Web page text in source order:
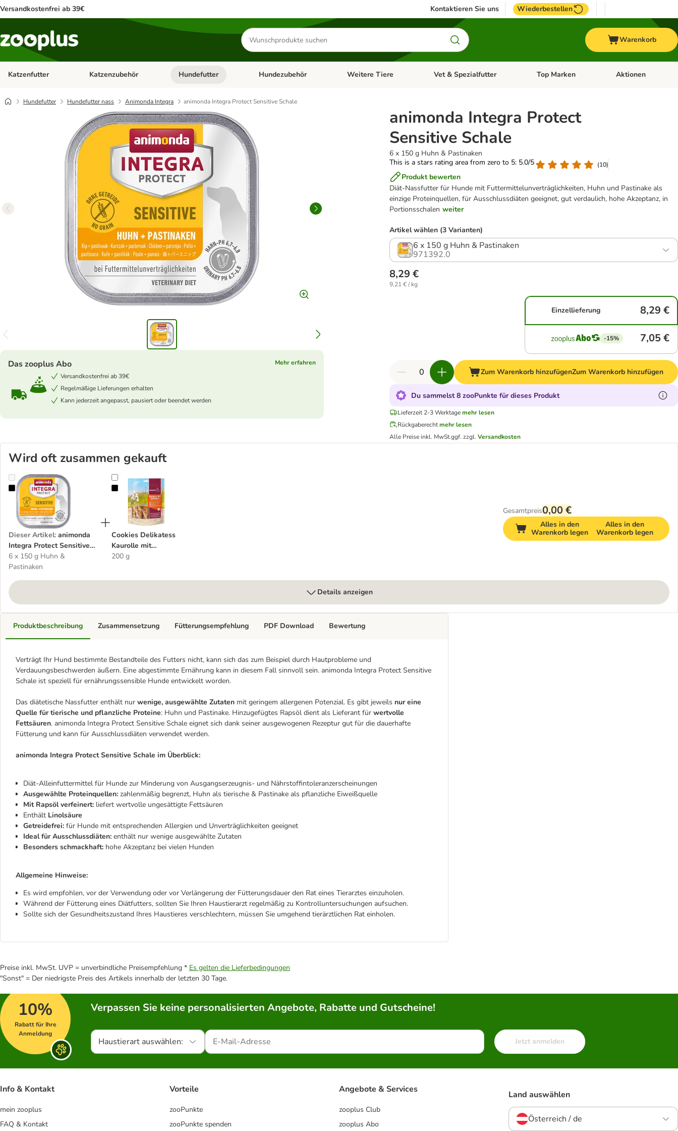
Versandkostenfrei ab 39€ Kontaktieren Sie uns Wiederbestellen
Produkte
suchen
Warenkorb
Katzenfutter Kategorie-Menü öffnen: Katzenfutter
Katzenzubehör Kategorie-Menü öffnen: Katzenzubehör
Hundefutter Kategorie-Menü öffnen: Hundefutter
Hundezubehör Kategorie-Menü öffnen: Hundezubehör
Weitere Tiere Kategorie-Menü öffnen: Weitere Tiere
Vet & Spezialfutter Kategorie-Menü öffnen: Vet & Spezialfutter
Top Marken Kategorie-Menü
Aktionen
Hundefutter Hundefutter nass Animonda Integra animonda Integra Protect Sensitive Schale
animonda Integra Protect
Sensitive Schale
6 x 150 g Huhn & Pastinaken
This is a stars rating area from zero to 5: 5.0/5
(10)
Produkt bewerten
Diät-Nassfutter für Hunde mit Futtermittelunverträglichkeiten, Huhn und Pastinake als
einzige Proteinquellen, für Ausschlussdiäten geeignet, gut verdaulich, hohe Akzeptanz, in
Portionsschalen weiter
Das zooplus Abo
Mehr erfahren
Versandkostenfrei ab 39€
Regelmäßige Lieferungen erhalten
Kann jederzeit angepasst, pausiert oder beendet werden
Artikel wählen (3 Varianten)
6 x 150 g Huhn & Pastinaken
971392.0
8,29 €
9,21 € / kg
Einzellieferung 8,29 €
-15% 7,05 €
Zum Warenkorb hinzufügenZum Warenkorb hinzufügen
Du sammelst 8 zooPunkte für dieses Produkt
Lieferzeit 2-3 Werktage mehr lesen
Rückgaberechtmehr lesen
Alle Preise inkl. MwSt.ggf. zzgl.Versandkosten
Wird oft zusammen gekauft
animonda Integra Protect Sensitive Schale
Dieser Artikel: animonda
Integra Protect Sensitive
Schale
6 x 150 g Huhn &
Pastinaken
Cookies Delikatess Kaurolle mit Hühnchenfiletstreifen
Cookies Delikatess
Kaurolle mit
Hühnchenfiletstreifen
200 g
Gesamtpreis0,00 €
Alles in den
Warenkorb legen
Alles in den
Warenkorb legen
Details anzeigen
Produktbeschreibung
Verträgt Ihr Hund bestimmte Bestandteile des Futters nicht, kann sich das zum Beispiel durch Hautprobleme und
Verdauungsbeschwerden äußern. Eine abgestimmte Ernährung kann in diesem Fall sinnvoll sein. animonda Integra Protect Sensitive
Schale ist speziell für ernährungssensible Hunde entwickelt worden.
Das diätetische Nassfutter enthält nur wenige, ausgewählte Zutaten mit geringem allergenen Potenzial. Es gibt jeweils nur eine
Quelle für tierische und pflanzliche Proteine: Huhn und Pastinake. Hinzugefügtes Rapsöl dient als Lieferant für wertvolle
Fettsäuren. animonda Integra Protect Sensitive Schale eignet sich dank seiner ausgewogenen Rezeptur gut für die dauerhafte
Fütterung und kann für Ausschlussdiäten verwendet werden.
animonda Integra Protect Sensitive Schale im Überblick:
Diät-Alleinfuttermittel für Hunde zur Minderung von Ausgangserzeugnis- und Nährstoffintoleranzerscheinungen
Ausgewählte Proteinquellen: zahlenmäßig begrenzt, Huhn als tierische & Pastinake als pflanzliche Eiweißquelle
Mit Rapsöl verfeinert: liefert wertvolle ungesättigte Fettsäuren
Enthält Linolsäure
Getreidefrei: für Hunde mit entsprechenden Allergien und Unverträglichkeiten geeignet
Ideal für Ausschlussdiäten: enthält nur wenige ausgewählte Zutaten
Besonders schmackhaft: hohe Akzeptanz bei vielen Hunden
Allgemeine Hinweise:
Es wird empfohlen, vor der Verwendung oder vor Verlängerung der Fütterungsdauer den Rat eines Tierarztes einzuholen.
Während der Fütterung eines Diätfutters, sollten Sie Ihren Haustierarzt regelmäßig zu Kontrolluntersuchungen aufsuchen.
Sollte sich der Gesundheitszustand Ihres Haustieres verschlechtern, müssen Sie umgehend tierärztlichen Rat einholen.
Zusammensetzung Fütterungsempfehlung PDF Download Bewertung
Preise inkl. MwSt. UVP = unverbindliche Preisempfehlung * Es gelten die Lieferbedingungen
"Sonst" = Der niedrigste Preis des Artikels innerhalb der letzten 30 Tage.
10%
Rabatt für Ihre
Anmeldung
Verpassen Sie keine personalisierten Angebote, Rabatte und Gutscheine!
Haustierart auswählen: Jetzt anmelden
Info & Kontakt
mein zooplus
FAQ & Kontakt
Vorteile
zooPunkte
zooPunkte spenden
Angebote & Services
zooplus Club
zooplus Abo
Land auswählen
Österreich / de